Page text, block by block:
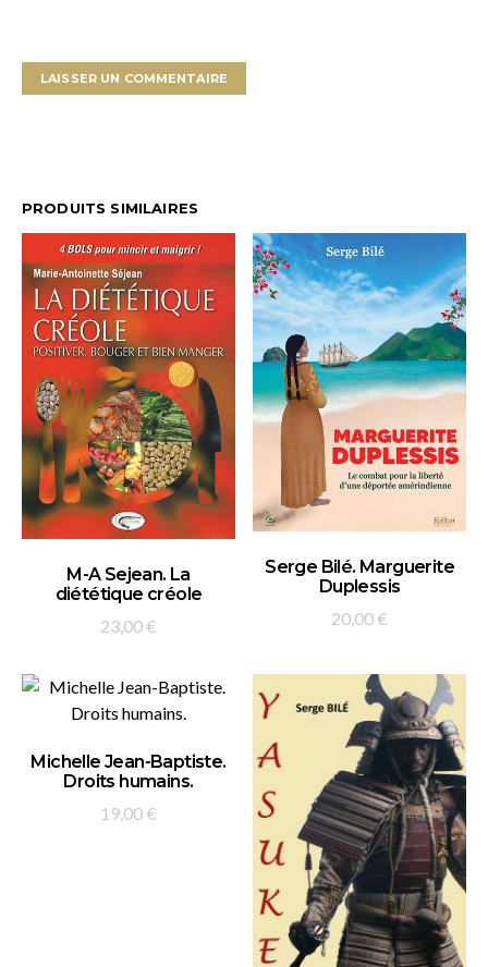
PRODUITS SIMILAIRES
AJOUTER AU PANIER
M-A Sejean. La
diététique créole
23,00 €
AJOUTER AU PANIER
Serge Bilé. Marguerite
Duplessis
20,00 €
AJOUTER AU PANIER
Michelle Jean-Baptiste.
Droits humains.
19,00 €